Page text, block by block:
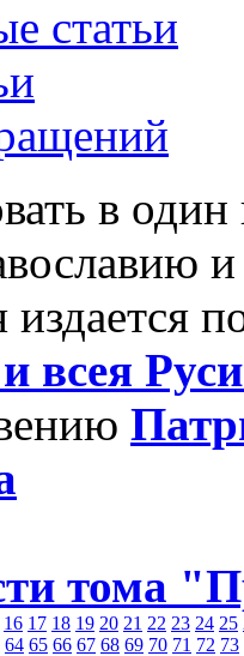
статьи
в
всея
тома
16 17 18 19 20 21 22 23 24 25
64 65 66 67 68 69 70 71 72 73